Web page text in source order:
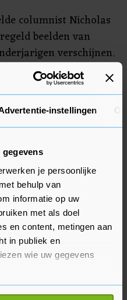
instellingen
je persoonlijke
behulp van
informatie op uw
met als doel
en content, metingen aan
in publiek en
wie uw gegevens
graag:
columnist Nicholas
beelden van
verschijnen.
pornosite, die
te uploaden, niet
van afzenders van
is.